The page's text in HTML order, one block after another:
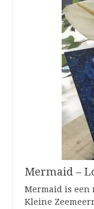
Mermaid –
Mermaid is een
Kleine